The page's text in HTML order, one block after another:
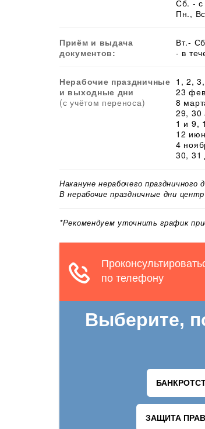
Сб. - с
Пн.,
Приём и выдача
документов:
Вт.-
- в
Нерабочие праздничные
и выходные дни
(с учётом переноса)
1, 2,
23
8
29, 30
1 и 9,
12
4
30, 31
Накануне нерабочего
В нерабочие праздничные дни
*Рекомендуем уточнить график